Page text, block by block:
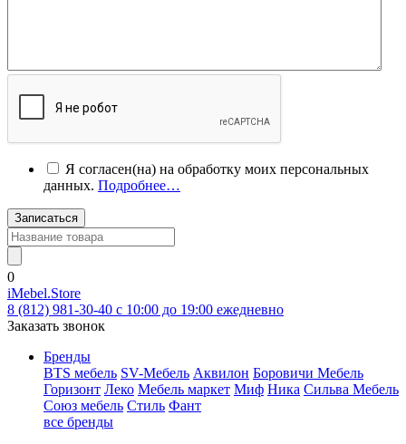
Я согласен(на) на обработку моих персональных
данных. Подробнее…
Записаться
0
iMebel.Store
8 (812) 981-30-40 c 10:00 до 19:00 ежедневно
Заказать звонок
Бренды
BTS мебель SV-Мебель Аквилон Боровичи Мебель
Горизонт Леко Мебель маркет Миф Ника Сильва Мебель
Союз мебель Стиль Фант
все бренды